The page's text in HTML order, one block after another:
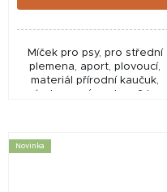
Míček pro psy, pro střední
plemena, aport, plovoucí,
materiál přírodní kaučuk,
vícebarevný, sada o 2 ks.
Novinka